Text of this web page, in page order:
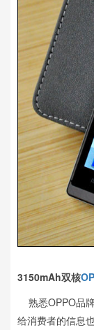
3150mAh双核
熟悉OPPO品
给消费者的信息